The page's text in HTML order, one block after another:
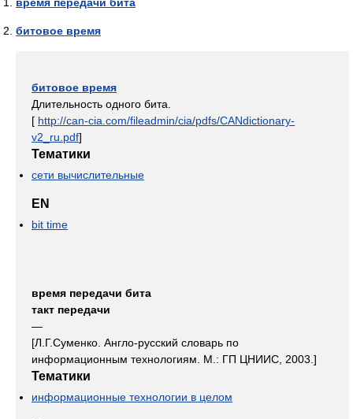
битовое время
битовое время
Длительность одного бита.
[ http://can-cia.com/fileadmin/cia/pdfs/CANdictionary-
v2_ru.pdf]
Тематики
сети вычислительные
EN
bit time
время передачи бита
такт передачи
—
[Л.Г.Суменко. Англо-русский словарь по
информационным технологиям. М.: ГП ЦНИИС, 2003.]
Тематики
информационные технологии в целом